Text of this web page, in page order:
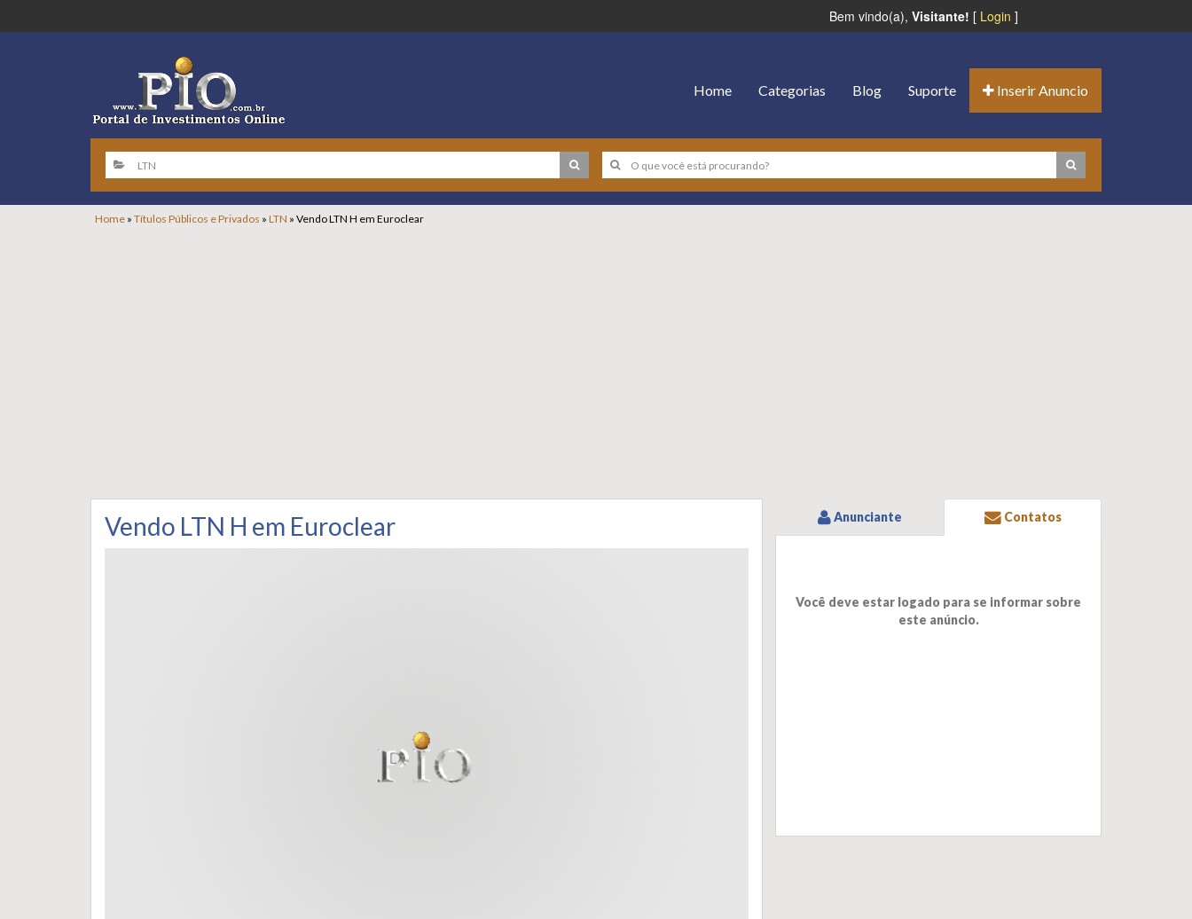
Bem vindo(a), Visitante! [ Login ]
Inserir Anuncio
Home Categorias Blog Suporte
Home » Títulos Públicos e Privados » LTN » Vendo LTN H em Euroclear
Vendo LTN H em Euroclear Anunciante Contatos
Você deve estar logado para se informar sobre
este anúncio.